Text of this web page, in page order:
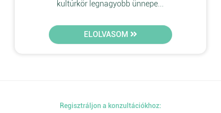
kultúrkör legnagyobb ünnepe...
ELOLVASOM
Regisztráljon a konzultációkhoz: